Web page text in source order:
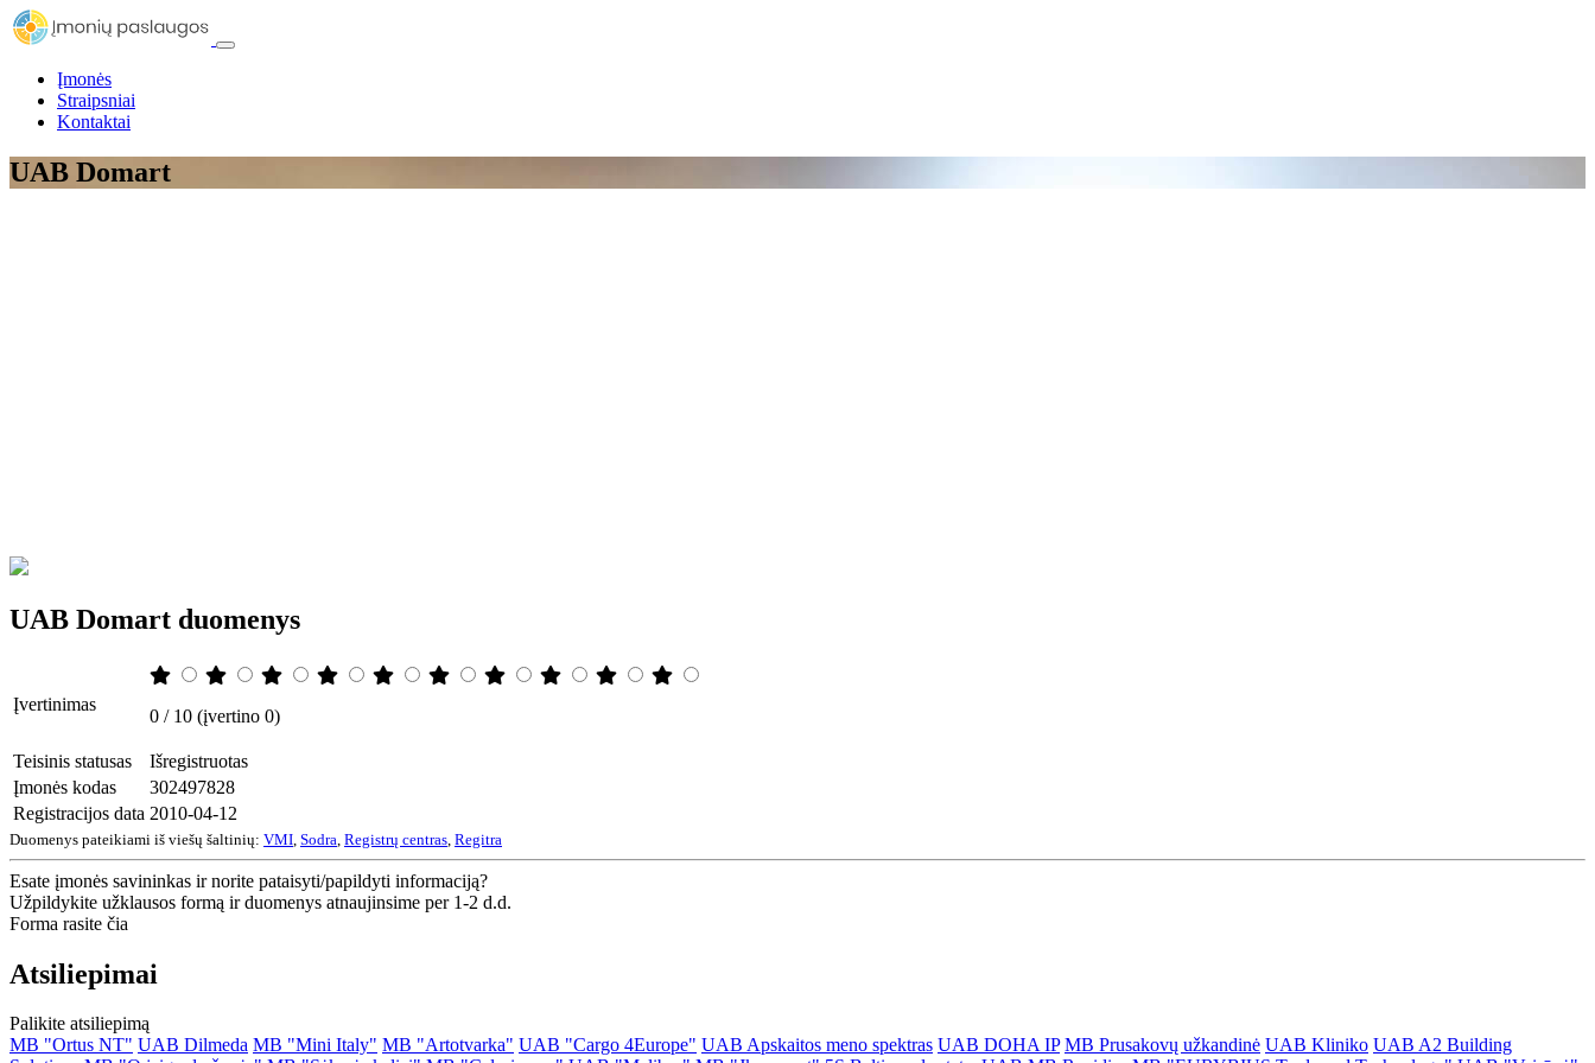
Įmonės
Straipsniai
Kontaktai
UAB Domart
UAB Domart duomenys
Įvertinimas
0 / 10 (įvertino 0)
Teisinis statusas
Išregistruotas
Įmonės kodas
302497828
Registracijos data 2010-04-12
Duomenys pateikiami iš viešų šaltinių: VMI Sodra Registrų centras Regitra
Esate įmonės savininkas ir norite pataisyti/papildyti informaciją?
Užpildykite užklausos formą ir duomenys atnaujinsime per 1-2 d.d.
Forma rasite čia
Atsiliepimai
Palikite atsiliepimą
MB "Ortus NT" UAB Dilmeda MB "Mini Italy" MB "Artotvarka" UAB "Cargo 4Europe" UAB Apskaitos meno spektras UAB DOHA IP MB Prusakovų užkandinė UAB Kliniko UAB A2 Building